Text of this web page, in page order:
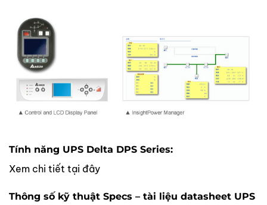
Tính năng UPS Delta DPS Series:
Xem chi tiết tại đây
Thông số kỹ thuật Specs – tài liệu datasheet UPS